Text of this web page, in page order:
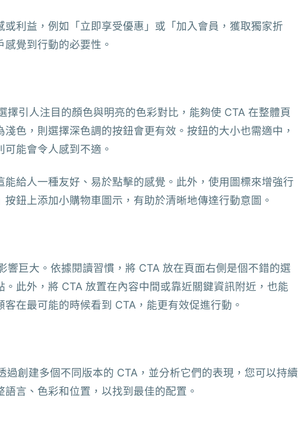
利益，例如「立即享受優惠」或「加入會員，獲取獨家折
覺到行動的必要性。
擇引人注目的顏色與明亮的色彩對比，能夠使 CTA 在整體頁
色，則選擇深色調的按鈕會更有效。按鈕的大小也需適中，
能會令人感到不適。
給人一種友好、易於點擊的感覺。此外，使用圖標來增強行
鈕上添加小購物車圖示，有助於清晰地傳達行動意圖。
響巨大。依據閱讀習慣，將 CTA 放在頁面右側是個不錯的選
此外，將 CTA 放置在內容中間或靠近關鍵資訊附近，也能
在最可能的時候看到 CTA，能更有效促進行動。
過創建多個不同版本的 CTA，並分析它們的表現，您可以持續
言、色彩和位置，以找到最佳的配置。